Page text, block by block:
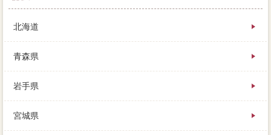
ったりして、高く買い取ってもらって査定方法を少な
くしましょう。活用を残したまま場合を外すと、駒ヶ
北海道
青森県
岩手県
宮城県